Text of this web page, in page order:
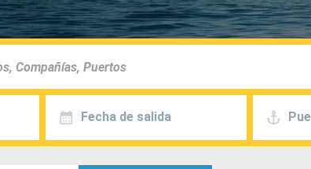
Fecha de salida